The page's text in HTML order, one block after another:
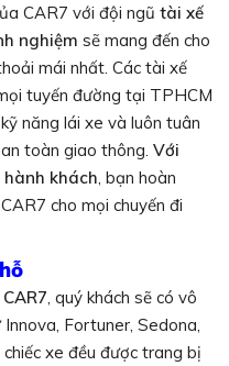
CAR7 với đội ngũ tài xế
nghiệm sẽ mang đến cho
mái nhất. Các tài xế
tuyến đường tại TPHCM
năng lái xe và luôn tuân
toàn giao thông. Với
hành khách, bạn hoàn
cho mọi chuyến đi
, quý khách sẽ có vô
Fortuner, Sedona,
xe đều được trang bị